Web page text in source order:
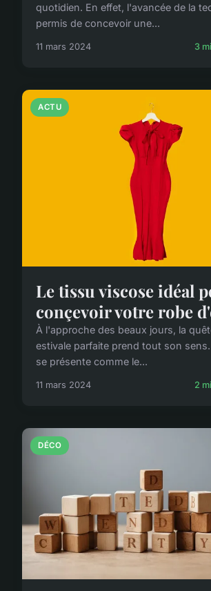
quotidien. En effet, l'avancée de la
permis de concevoir une...
11 mars 2024 3
ACTU
Le tissu viscose idéal
conçevoir votre robe
À l'approche des beaux jours, la
estivale parfaite prend tout son
se présente comme le...
11 mars 2024 2
DÉCO